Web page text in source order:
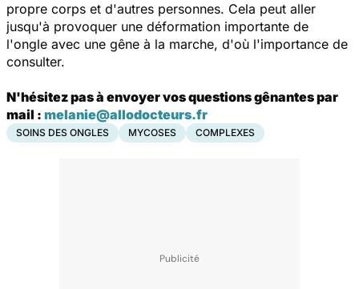
propre corps et d'autres personnes. Cela peut aller
jusqu'à provoquer une déformation importante de
l'ongle avec une gêne à la marche, d'où l'importance de
consulter.
N'hésitez pas à envoyer vos questions gênantes par
mail : melanie@allodocteurs.fr
SOINS DES ONGLES MYCOSES COMPLEXES